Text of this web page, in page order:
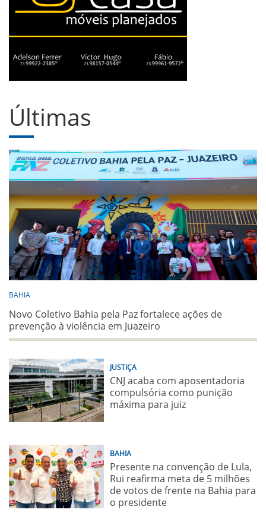
Últimas
BAHIA
Novo Coletivo Bahia pela Paz fortalece ações de
prevenção à violência em Juazeiro
JUSTIÇA
CNJ acaba com aposentadoria
compulsória como punição
máxima para juiz
BAHIA
Presente na convenção de Lula,
Rui reafirma meta de 5 milhões
de votos de frente na Bahia para
o presidente